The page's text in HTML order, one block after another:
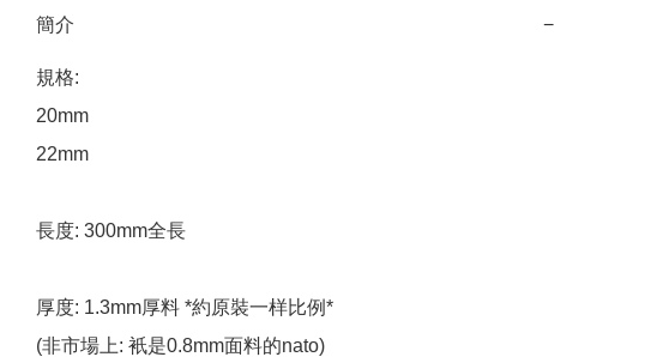
簡介 −
規格:
20mm
22mm
長度: 300mm全長
厚度: 1.3mm厚料 *約原裝一样比例*
(非市場上: 衹是0.8mm面料的nato)